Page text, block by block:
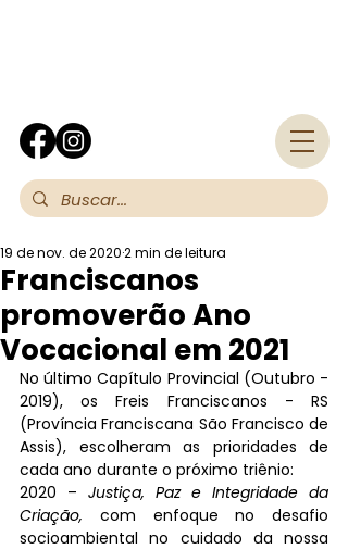
Franciscanos
promoverão Ano
Vocacional em 2021
19 de nov. de 20202 min de leitura
No último Capítulo Provincial (Outubro -
2019), os Freis Franciscanos - RS
(Província Franciscana São Francisco de
Assis), escolheram as prioridades de
cada ano durante o próximo triênio:
2020 – Justiça, Paz e Integridade da
Criação, com enfoque no desafio
socioambiental no cuidado da nossa